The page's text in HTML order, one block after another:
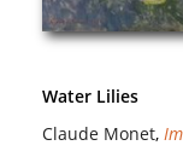
Water Lilies
Claude Monet,